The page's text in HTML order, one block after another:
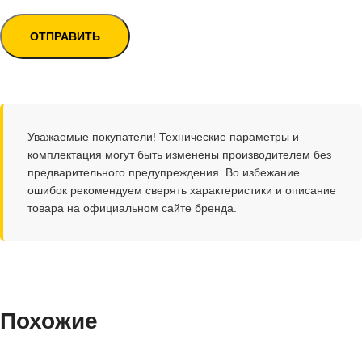
Уважаемые покупатели! Технические параметры и
комплектация могут быть изменены производителем без
предварительного предупреждения. Во избежание
ошибок рекомендуем сверять характеристики и описание
товара на официальном сайте бренда.
Похожие